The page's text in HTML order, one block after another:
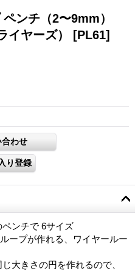
ンチ（2〜9mm）
イヤーズ） [PL61]
ンチで 6サイズ
ープが作れる、ワイヤールー
大きさの円を作れるので、